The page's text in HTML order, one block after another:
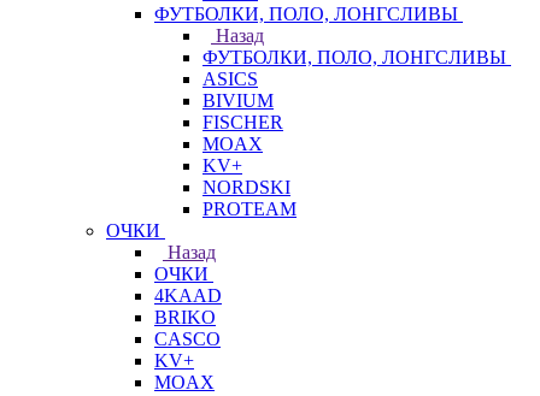
ФУТБОЛКИ, ПОЛО, ЛОНГСЛИВЫ
Назад
ФУТБОЛКИ, ПОЛО, ЛОНГСЛИВЫ
ASICS
BIVIUM
FISCHER
MOAX
KV+
NORDSKI
PROTEAM
ОЧКИ
Назад
ОЧКИ
4KAAD
BRIKO
CASCO
KV+
MOAX